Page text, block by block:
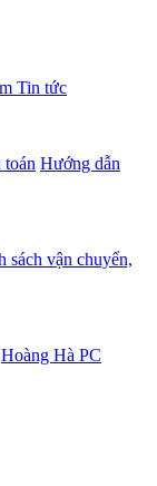
Tin tức
toán Hướng dẫn
sách vận chuyển,
Hoàng Hà PC